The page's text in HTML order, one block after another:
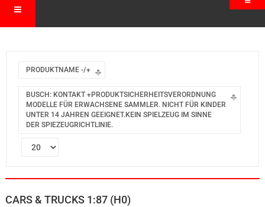
PRODUKTNAME -/+
BUSCH: KONTAKT +PRODUKTSICHERHEITSVERORDNUNG
MODELLE FÜR ERWACHSENE SAMMLER. NICHT FÜR KINDER
UNTER 14 JAHREN GEEIGNET.KEIN SPIELZEUG IM SINNE
DER SPIEZEUGRICHTLINIE.
CARS & TRUCKS 1:87 (H0)